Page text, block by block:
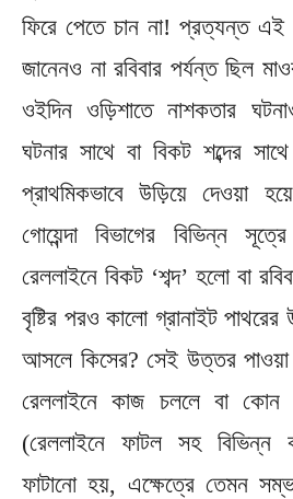
ফিরে পেতে চান না! প্রত্যন্ত এই
জানেনও না রবিবার পর্যন্ত ছিল
ওইদিন ওড়িশাতে নাশকতার
ঘটনার সাথে বা বিকট শব্দের
প্রাথমিকভাবে উড়িয়ে দেওয়া
গোয়েন্দা বিভাগের বিভিন্ন
রেললাইনে বিকট ‘শব্দ’ হলো বা
বৃষ্টির পরও কালো গ্রানাইট
আসলে কিসের? সেই উত্তর পাওয়া
রেললাইনে কাজ চললে বা কোন
(রেললাইনে ফাটল সহ বিভিন্ন
ফাটানো হয়, এক্ষেত্রে তেমন